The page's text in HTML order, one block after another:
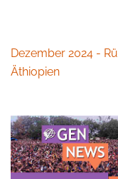
Dezember 2024 -
Äthiopien